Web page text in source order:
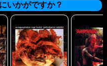
いかがですか？